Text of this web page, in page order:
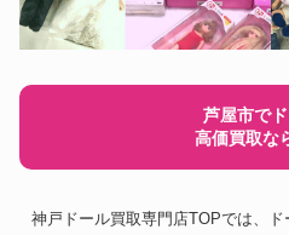
芦屋市で
高価買取な
神戸ドール買取専門店TOPでは、ド